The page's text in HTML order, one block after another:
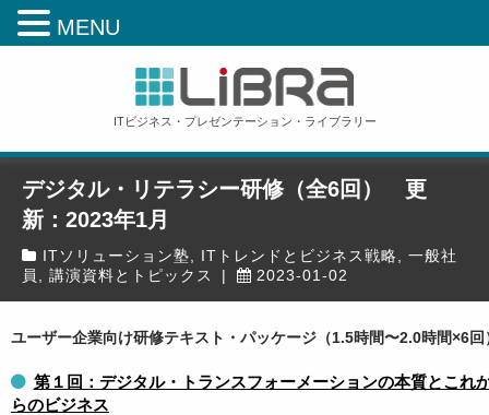
ITビジネス・プレゼンテーション・ライブラリー
デジタル・リテラシー研修（全6回） 更
新：2023年1月
ITソリューション塾 ITトレンドとビジネス戦略
一般社
員
講演資料とトピックス | 2023-01-02
ホーム 研修教材 » 一般社員 » デジタル・リテラシー研修（全6回） 更新：2023年1月
ユーザー企業向け研修テキスト・パッケージ（1.5時間〜2.0時間×6回
第１回：デジタル・トランスフォーメーションの本質とこれ
らのビジネス
MENU